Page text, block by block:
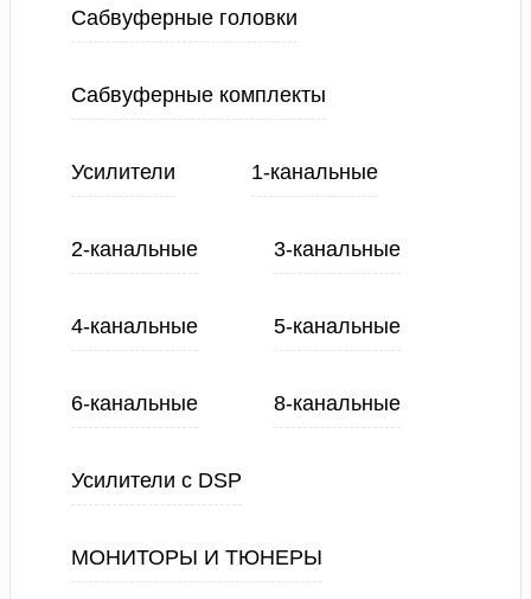
Сабвуферные головки
Сабвуферные комплекты
Усилители 1-канальные
2-канальные 3-канальные
4-канальные 5-канальные
6-канальные 8-канальные
Усилители с DSP
МОНИТОРЫ И ТЮНЕРЫ